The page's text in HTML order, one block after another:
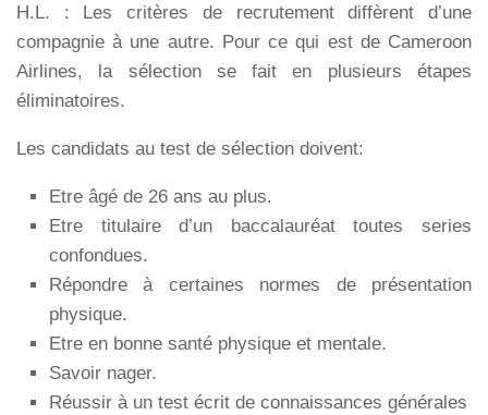
H.L. : Les critères de recrutement diffèrent d’une
compagnie à une autre. Pour ce qui est de Cameroon
Airlines, la sélection se fait en plusieurs étapes
éliminatoires.
Les candidats au test de sélection doivent:
Etre âgé de 26 ans au plus.
Etre titulaire d’un baccalauréat toutes series
confondues.
Répondre à certaines normes de présentation
physique.
Etre en bonne santé physique et mentale.
Savoir nager.
Réussir à un test écrit de connaissances générales